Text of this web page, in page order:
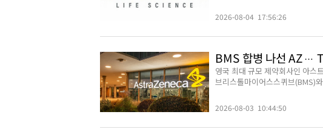
2026-08-04 17:56:26
BMS 합병 나선 AZ…
영국 최대 규모 제약회사인 아스
브리스톨마이어스스퀴브(BMS)
2026-08-03 10:44:50